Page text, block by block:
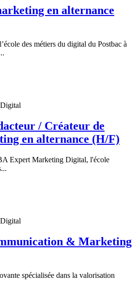
en alternance
des métiers du digital du Postbac à
/ Créateur de
en alternance (H/F)
Expert Marketing Digital, l'école
& Marketing
spécialisée dans la valorisation